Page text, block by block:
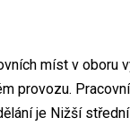
míst v oboru
provozu.
je Nižší